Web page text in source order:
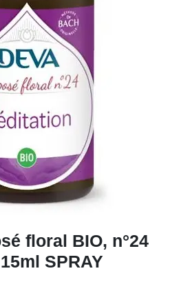
floral BIO, n°24
SPRAY